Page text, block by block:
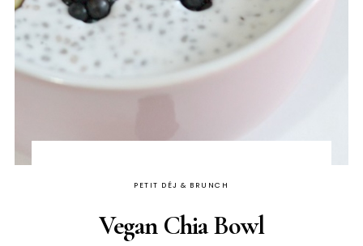
PETIT DÉJ & BRUNCH
Vegan Chia Bowl